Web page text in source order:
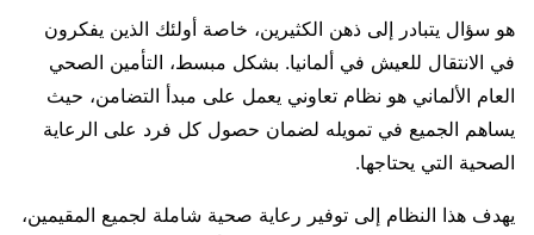
هو سؤال يتبادر إلى ذهن الكثيرين، خاصة أولئك الذين يفكرون
في الانتقال للعيش في ألمانيا. بشكل مبسط، التأمين الصحي
العام الألماني هو نظام تعاوني يعمل على مبدأ التضامن، حيث
يساهم الجميع في تمويله لضمان حصول كل فرد على الرعاية
الصحية التي يحتاجها.
يهدف هذا النظام إلى توفير رعاية صحية شاملة لجميع المقيمين،